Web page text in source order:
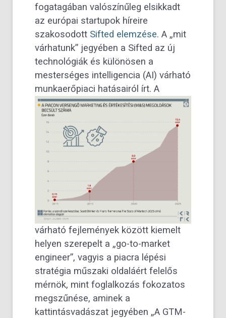
fogatagában valószínűleg elsikkadt
az európai startupok híreire
szakosodott Sifted elemzése. A „mit
várhatunk” jegyében a Sifted az új
technológiák és különösen a
mesterséges intelligencia (AI) várható
munkaerőpiaci hatásairól írt. A
várható fejlemények között kiemelt
helyen szerepelt a „go-to-market
engineer”, vagyis a piacra lépési
stratégia műszaki oldaláért felelős
mérnök, mint foglalkozás fokozatos
megszűnése, aminek a
kattintásvadászat jegyében „A GTM-